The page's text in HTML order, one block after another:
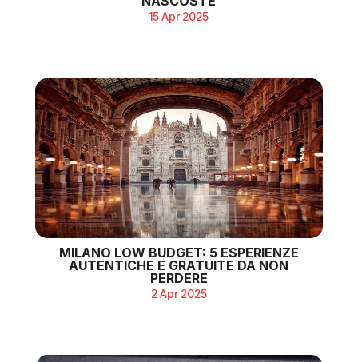
15 Apr 2025
MILANO LOW BUDGET: 5 ESPERIENZE
AUTENTICHE E GRATUITE DA NON
PERDERE
2 Apr 2025